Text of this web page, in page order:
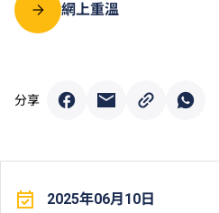
網上重溫
分享
2025年06月10日